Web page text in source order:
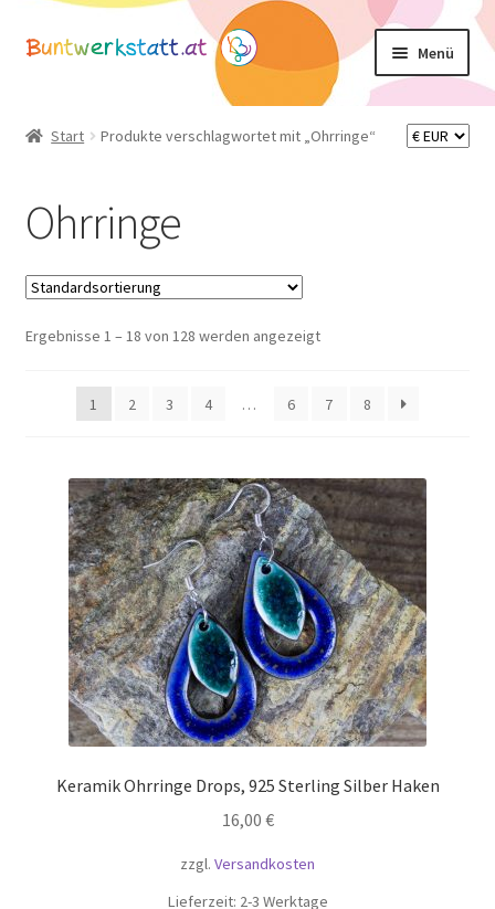
Zur
Zum
Menü
öffnen
Warenkorb
Basteltipps
Start Produkte verschlagwortet mit „Ohrringe“
Ohrringe
Ergebnisse 1 – 18 von 128 werden angezeigt
1 2 3 4 … 6 7 8
Keramik Ohrringe Drops, 925 Sterling Silber Haken
16,00 €
zzgl. Versandkosten
Lieferzeit: 2-3 Werktage